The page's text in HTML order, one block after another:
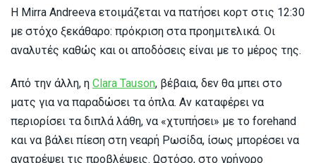
Η Mirra Andreeva ετοιμάζεται να πατήσει κορτ στις 12:30
με στόχο ξεκάθαρο: πρόκριση στα προημιτελικά. Οι
αναλυτές καθώς και οι αποδόσεις είναι με το μέρος της.
Από την άλλη, η Clara Tauson, βέβαια, δεν θα μπει στο
ματς για να παραδώσει τα όπλα. Αν καταφέρει να
περιορίσει τα διπλά λάθη, να «χτυπήσει» με το forehand
και να βάλει πίεση στη νεαρή Ρωσίδα, ίσως μπορέσει να
ανατρέψει τις προβλέψεις. Ωστόσο, στο γρήγορο